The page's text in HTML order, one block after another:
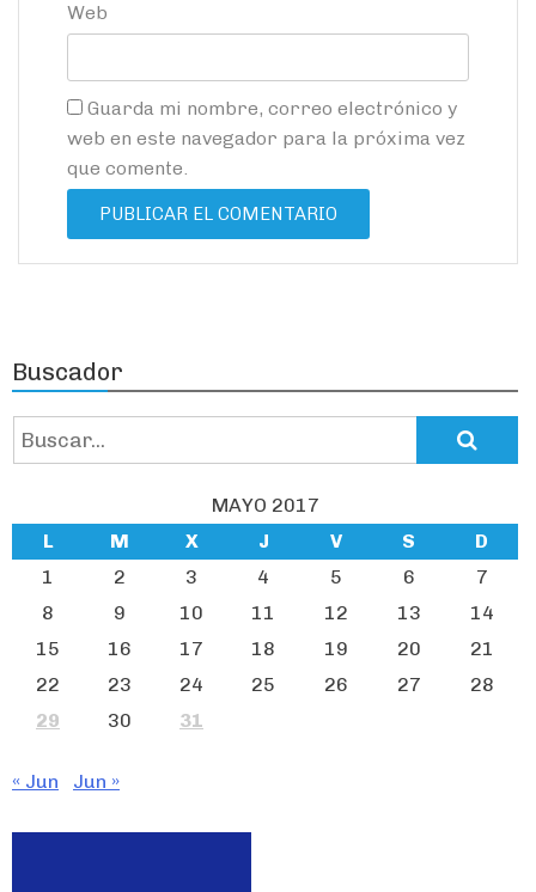
Web
Guarda mi nombre, correo electrónico y
web en este navegador para la próxima vez
que comente.
Buscador
Search
for:
MAYO 2017
L
M X J V S
D
1
2 3 4 5 6
7
8
9 10 11 12 13
14
15
16 17 18 19 20
21
22
23 24 25 26 27
28
29
30 31
« Jun Jun »